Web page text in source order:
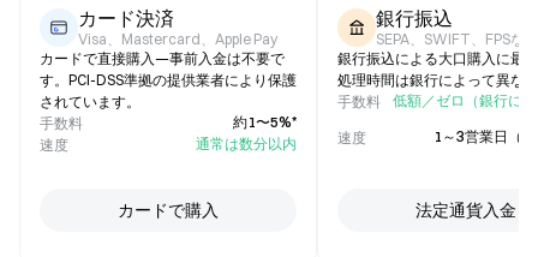
カード決済
Visa、Mastercard、Apple Pay
カードで直接購入—事前入金は不要で
す。PCI-DSS準拠の提供業者により保護
されています。
手数料
約1〜5%*
速度
通常は数分以内
カードで購入
銀行振込
SEPA、SWIFT、FPSなど
銀行振込による大口購入に最
処理時間は銀行によって異な
手数料
低額／ゼロ（銀行に
速度
1～3営業日（
法定通貨入金